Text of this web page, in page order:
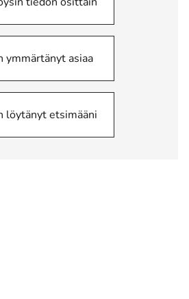
ymmärtänyt asiaa
löytänyt etsimääni